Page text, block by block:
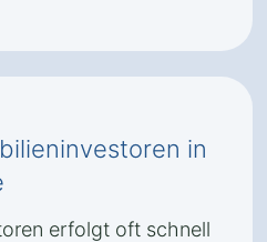
in
erfolgt oft schnell